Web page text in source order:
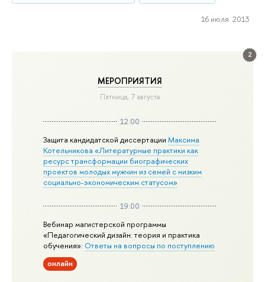
2
МЕРОПРИЯТИЯ
Пятница, 7 августа
12:00
Защита кандидатской диссертацииМаксима
Котельникова «Литературные практики как
ресурс трансформации биографических
проектов молодых мужчин из семей с низким
социально-экономическим статусом»
19:00
Вебинар магистерской программы
«Педагогический дизайн: теория и практика
обучения»: Ответы на вопросы по поступлению
онлайн
16 июля 2013